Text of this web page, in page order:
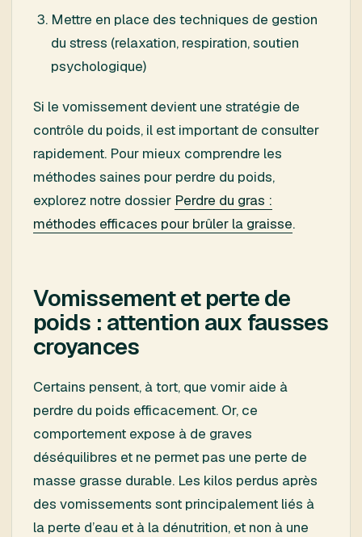
Mettre en place des techniques de gestion
du stress (relaxation, respiration, soutien
psychologique)
Si le vomissement devient une stratégie de
contrôle du poids, il est important de consulter
rapidement. Pour mieux comprendre les
méthodes saines pour perdre du poids,
explorez notre dossier Perdre du gras :
méthodes efficaces pour brûler la graisse.
Vomissement et perte de
poids : attention aux fausses
croyances
Certains pensent, à tort, que vomir aide à
perdre du poids efficacement. Or, ce
comportement expose à de graves
déséquilibres et ne permet pas une perte de
masse grasse durable. Les kilos perdus après
des vomissements sont principalement liés à
la perte d’eau et à la dénutrition, et non à une